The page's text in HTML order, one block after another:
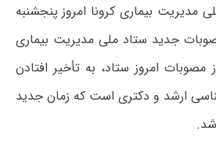
بیماری کرونا امروز پنجشنبه
اعلام مصوبات جدید ستاد ملی مدیریت بیماری
امروز ستاد، به تأخیر افتادن
ارشد و دکتری است که زمان جدید
شد.